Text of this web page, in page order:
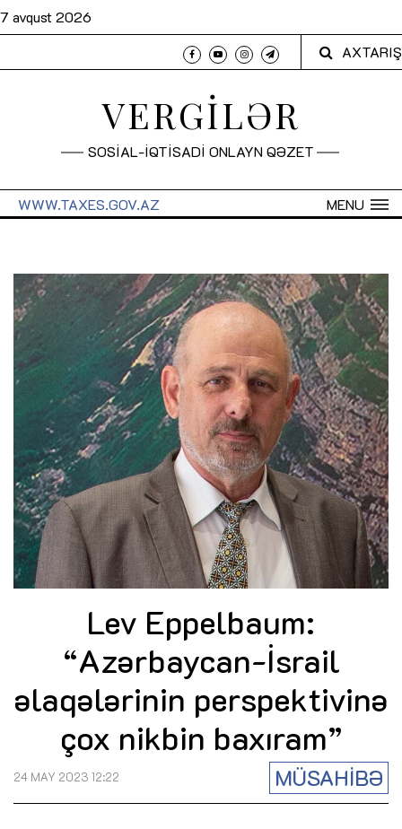
7 avqust 2026
AXTARIŞ
VERGİLƏR
SOSİAL-İQTİSADİ ONLAYN QƏZET
MENU
WWW.TAXES.GOV.AZ
Lev Eppelbaum:
“Azərbaycan-İsrail
əlaqələrinin perspektivinə
çox nikbin baxıram”
MÜSAHİBƏ
24 MAY 2023 12:22